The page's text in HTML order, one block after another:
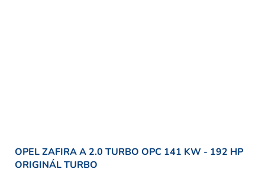
OPEL ZAFIRA A 2.0 TURBO OPC 141 KW - 192 HP
ORIGINÁL TURBO